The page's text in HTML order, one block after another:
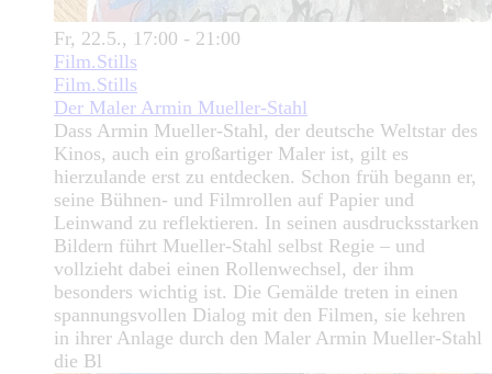
Fr, 22.5., 17:00 - 21:00
Film.Stills
Film.Stills
Der Maler Armin Mueller-Stahl
Dass Armin Mueller-Stahl, der deutsche Weltstar des
Kinos, auch ein großartiger Maler ist, gilt es
hierzulande erst zu entdecken. Schon früh begann er,
seine Bühnen- und Filmrollen auf Papier und
Leinwand zu reflektieren. In seinen ausdrucksstarken
Bildern führt Mueller-Stahl selbst Regie – und
vollzieht dabei einen Rollenwechsel, der ihm
besonders wichtig ist. Die Gemälde treten in einen
spannungsvollen Dialog mit den Filmen, sie kehren
in ihrer Anlage durch den Maler Armin Mueller-Stahl
die Bl